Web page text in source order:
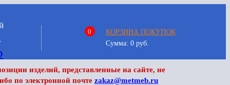
0
КОРЗИНА ПОКУПОК
Сумма: 0руб.
изделий, представленные на сайте, не
по электронной почте zakaz@metmeb.ru